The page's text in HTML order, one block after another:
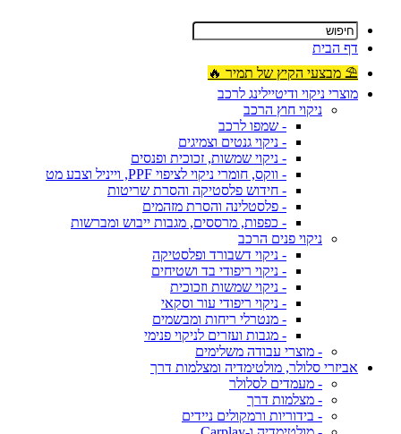
דף הבית
⛱ מבצעי הקיץ של תמיר 🔥
מוצרי ניקוי ודיטיילינג לרכב
ניקוי חוץ הרכב
- שמפו לרכב
- ניקוי גנטים וצמיגים
- ניקוי שמשות, זכוכית ופנסים
- ווקס, חומרי ניקוי לציפוי PPF, וייניל וצבע מט
- חידוש פלסטיקה והסרת שריטות
- פלסטלינה והסרת מזהמים
- כפפות, מרססים, מגבות ייבוש ומברשות
ניקוי פנים הרכב
- ניקוי דשבורד ופלסטיקה
- ניקוי ריפודי בד ושטיחים
- ניקוי שמשות וזכוכית
- ניקוי ריפודי עור וסקאי
- מנטרלי ריחות ומבשמים
- מגבות ועזרים לניקוי פנימי
- מוצרי עבודה משלימים
אביזרי סלולר, מולטימדיה ומצלמות דרך
- מעמדים לסלולר
- מצלמות דרך
- בידוריות ורמקולים ניידים